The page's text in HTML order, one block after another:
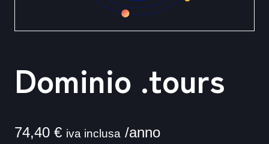
Dominio .tours
74,40 € iva inclusa /anno